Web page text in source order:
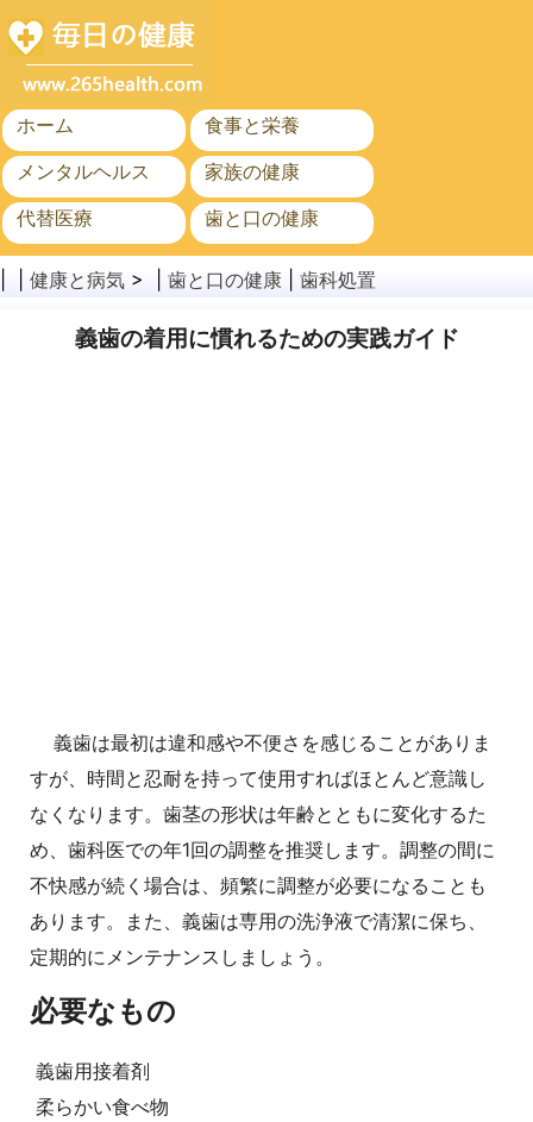
ホーム
食事と栄養
メンタルヘルス
家族の健康
代替医療
歯と口の健康
がん
公衆衛生
健康と病気 > | 歯と口の健康 歯科処置
義歯の着用に慣れるための実践ガイド
義歯は最初は違和感や不便さを感じることがありま
すが、時間と忍耐を持って使用すればほとんど意識し
なくなります。歯茎の形状は年齢とともに変化するた
め、歯科医での年1回の調整を推奨します。調整の間に
不快感が続く場合は、頻繁に調整が必要になることも
あります。また、義歯は専用の洗浄液で清潔に保ち、
定期的にメンテナンスしましょう。
必要なもの
義歯用接着剤
柔らかい食べ物